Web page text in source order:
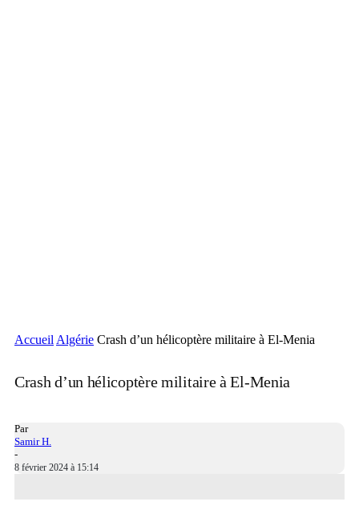
Accueil Algérie Crash d’un hélicoptère militaire à El-Menia
Crash d’un hélicoptère militaire à El-Menia
Par
Samir H.
-
8 février 2024 à 15:14